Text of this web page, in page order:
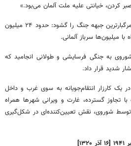
کردن، خیانتی علیه ملت آلمان می‌بود.»
این تهاجم بزرگ‌ترین و مرگبارترین جبهه جنگ را گشود: حدود ۲۴ میلیون
میلیون‌ها سرباز آلمانی.
به جنگی فرسایشی و طولانی انجامید که
شدید قرار داد.
یک کارزار انتقام‌جویانه به ‌سوی غرب و داخل
با تجاوز گسترده، غارت و ویرانی شهرها همراه
بود. تصرف برلین در سال ۱۹۴۵ توسط شوروی، نقش تعیین‌کننده‌ای در شکل‌گیری